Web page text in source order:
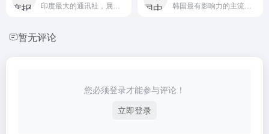
暂无评论
您必须登录才能参与评论！
立即登录